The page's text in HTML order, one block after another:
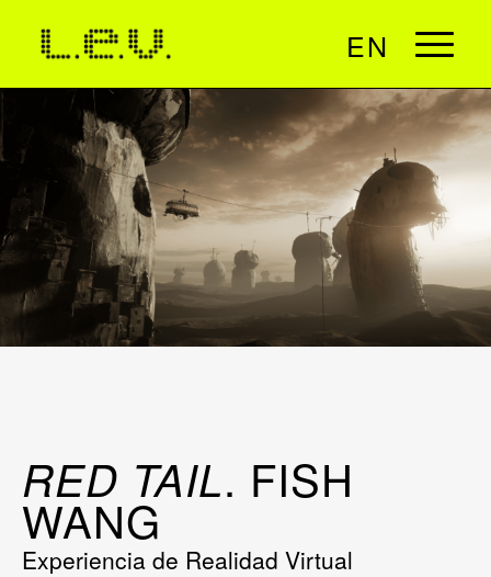
EN
RED TAIL. FISH
WANG
Experiencia de Realidad Virtual